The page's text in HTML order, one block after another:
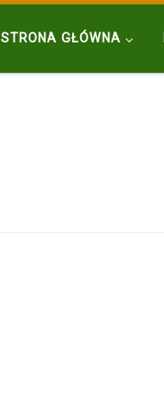
STRONA GŁÓWNA